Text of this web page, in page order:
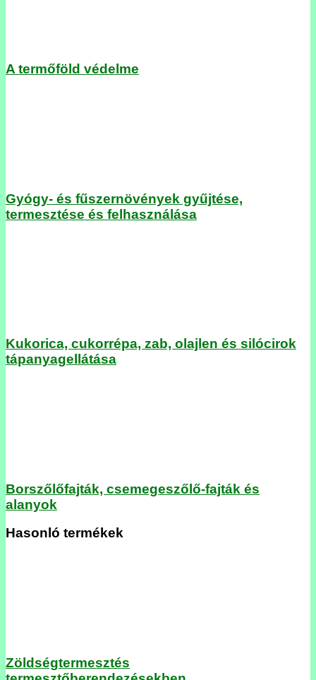
A termőföld védelme
Gyógy- és fűszernövények gyűjtése,
termesztése és felhasználása
Kukorica, cukorrépa, zab, olajlen és silócirok
tápanyagellátása
Borszőlőfajták, csemegeszőlő-fajták és
alanyok
Hasonló termékek
Zöldségtermesztés